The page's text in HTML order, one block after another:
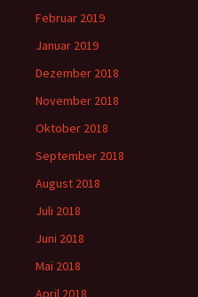
Februar 2019
Januar 2019
Dezember 2018
November 2018
Oktober 2018
September 2018
August 2018
Juli 2018
Juni 2018
Mai 2018
April 2018